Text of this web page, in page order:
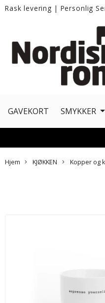
Rask levering | Personlig
GAVEKORT SMYKKER
Hjem KJØKKEN Kopper og